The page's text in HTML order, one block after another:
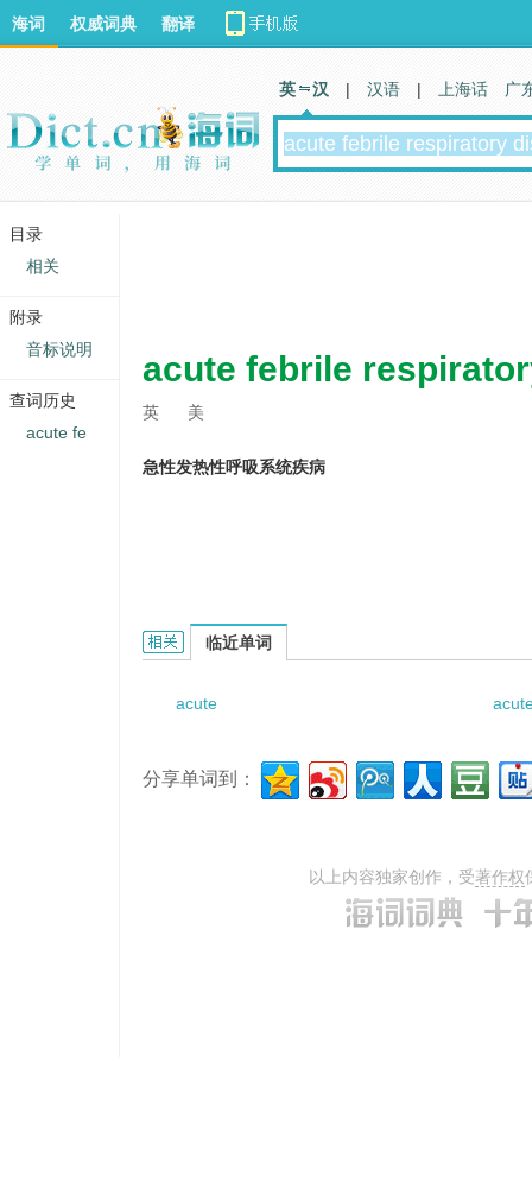
acute febrile
英 美
急性发热性呼吸系统疾病
acute febrile respiratory disease的相关资料：
临近单词
acute
分享单词到：
以上内容独家创作，受著作权
海词 权威词典 翻译
英 汉 | 汉语 | 上海话 广
目录
相关
附录
音标说明
查词历史
acute fe